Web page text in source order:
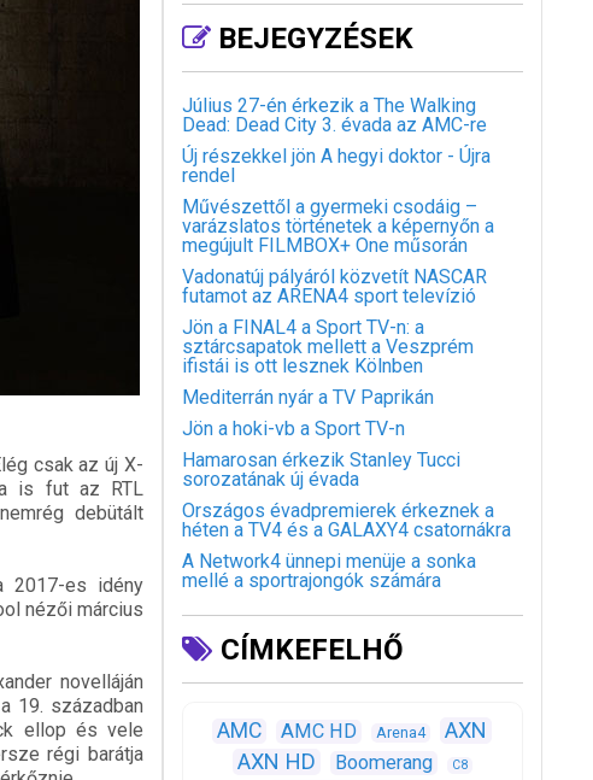
csak az új X-
is fut az RTL
debütált
2017-es idény
nézői március
novelláján
19. században
ellop és vele
régi barátja
BEJEGYZÉSEK
Július 27-én érkezik a The Walking
Dead: Dead City 3. évada az AMC-re
Új részekkel jön A hegyi doktor - Újra
rendel
Művészettől a gyermeki csodáig –
varázslatos történetek a képernyőn a
megújult FILMBOX+ One műsorán
Vadonatúj pályáról közvetít NASCAR
futamot az ARENA4 sport televízió
Jön a FINAL4 a Sport TV-n: a
sztárcsapatok mellett a Veszprém
ifistái is ott lesznek Kölnben
Mediterrán nyár a TV Paprikán
Jön a hoki-vb a Sport TV-n
Hamarosan érkezik Stanley Tucci
sorozatának új évada
Országos évadpremierek érkeznek a
héten a TV4 és a GALAXY4 csatornákra
A Network4 ünnepi menüje a sonka
mellé a sportrajongók számára
CÍMKEFELHŐ
AMC AMC HD Arena4
AXN
AXN HD
Boomerang C8